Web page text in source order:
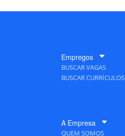
Empregos
BUSCAR VAGAS
BUSCAR CURRÍCULOS
A Empresa
QUEM SOMOS